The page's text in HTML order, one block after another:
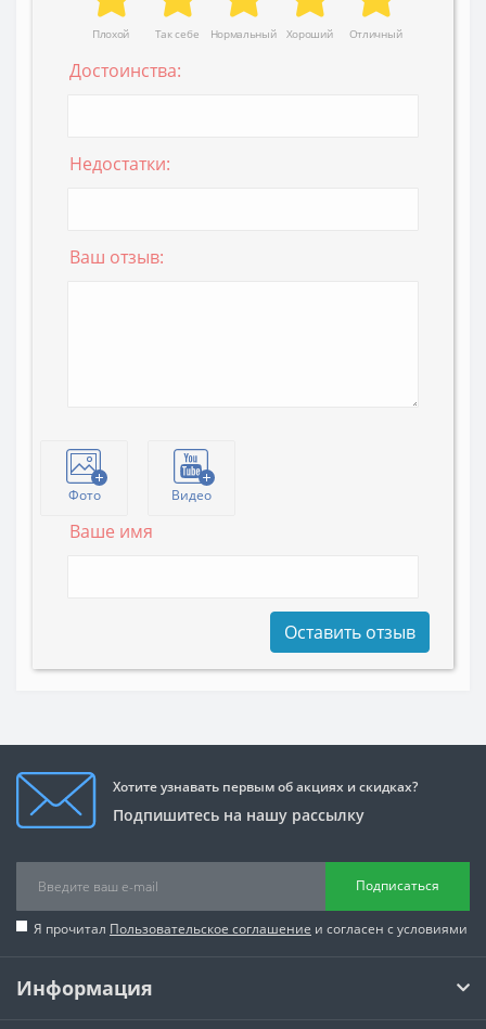
Плохой Так себе Нормальный Хороший Отличный
Достоинства:
Недостатки:
Ваш отзыв:
Фото Видео
Ваше имя
Оставить отзыв
Хотите узнавать первым об акциях и скидках?
Подпишитесь на нашу рассылку
Подписаться
Я прочитал Пользовательское соглашение и согласен с условиями
Информация